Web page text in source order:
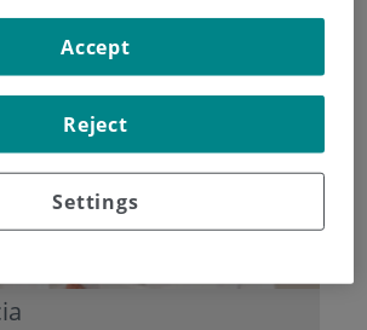
Settings
Reject
Accept